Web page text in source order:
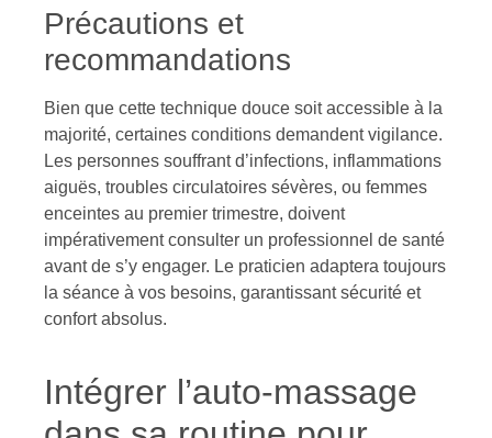
Précautions et
recommandations
Bien que cette technique douce soit accessible à la
majorité, certaines conditions demandent vigilance.
Les personnes souffrant d’infections, inflammations
aiguës, troubles circulatoires sévères, ou femmes
enceintes au premier trimestre, doivent
impérativement consulter un professionnel de santé
avant de s’y engager. Le praticien adaptera toujours
la séance à vos besoins, garantissant sécurité et
confort absolus.
Intégrer l’auto-massage